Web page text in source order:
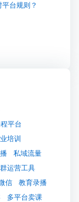
台规则？
平台
培训
私域流量
运营工具
信
教育录播
多平台卖课